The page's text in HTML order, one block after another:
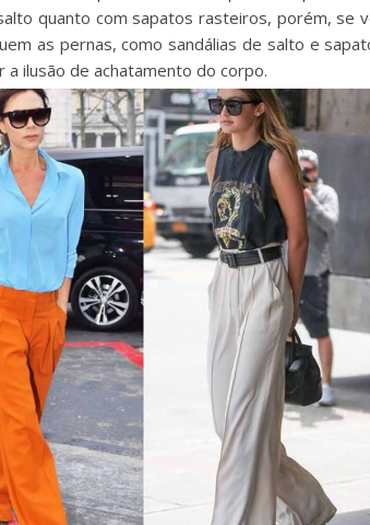
quanto com sapatos rasteiros, porém, se
as pernas, como sandálias de salto e
a ilusão de achatamento do corpo.